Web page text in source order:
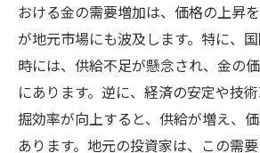
おける金の需要増加は、価格の上昇
が地元市場にも波及します。特に、
時には、供給不足が懸念され、金の
にあります。逆に、経済の安定や技
掘効率が向上すると、供給が増え、
あります。地元の投資家は、この需